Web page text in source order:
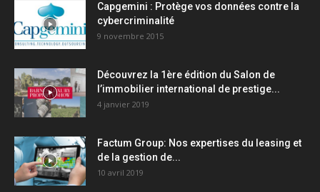
Capgemini : Protège vos données contre la
cybercriminalité
9 novembre 2015
Découvrez la 1ère édition du Salon de
l’immobilier international de prestige...
4 janvier 2019
Factum Group: Nos expertises du leasing et
de la gestion de...
10 avril 2019